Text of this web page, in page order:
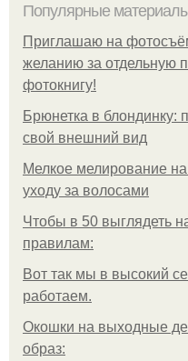
Популярные
Приглашаю на
желанию за отдельную
фотокнигу!
Брюнетка в блондинку:
свой внешний вид
Мелкое мелирование
уходу за волосами
Чтобы в 50 выглядеть
правилам:
Вот так мы в высокий
работаем.
Окошки на выходные
образ: